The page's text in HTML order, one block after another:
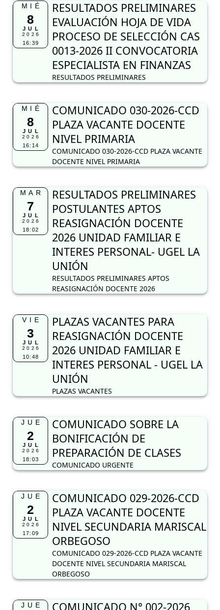
MIÉ
8
JUL
2026
16:39
RESULTADOS PRELIMINARES
EVALUACIÓN HOJA DE VIDA
PROCESO DE SELECCIÓN CAS
0013-2026 II CONVOCATORIA
ESPECIALISTA EN FINANZAS
RESULTADOS PRELIMINARES
MIÉ
8
JUL
2026
16:14
COMUNICADO 030-2026-CCD
PLAZA VACANTE DOCENTE
NIVEL PRIMARIA
COMUNICADO 030-2026-CCD PLAZA VACANTE
DOCENTE NIVEL PRIMARIA
MAR
7
JUL
2026
18:02
RESULTADOS PRELIMINARES
POSTULANTES APTOS
REASIGNACIÓN DOCENTE
2026 UNIDAD FAMILIAR E
INTERES PERSONAL- UGEL LA
UNIÓN
RESULTADOS PRELIMINARES APTOS
REASIGNACIÓN DOCENTE 2026
VIE
3
JUL
2026
10:48
PLAZAS VACANTES PARA
REASIGNACIÓN DOCENTE
2026 UNIDAD FAMILIAR E
INTERES PERSONAL - UGEL LA
UNIÓN
PLAZAS VACANTES
JUE
2
JUL
2026
18:03
COMUNICADO SOBRE LA
BONIFICACIÓN DE
PREPARACIÓN DE CLASES
COMUNICADO URGENTE
JUE
2
JUL
2026
17:09
COMUNICADO 029-2026-CCD
PLAZA VACANTE DOCENTE
NIVEL SECUNDARIA MARISCAL
ORBEGOSO
COMUNICADO 029-2026-CCD PLAZA VACANTE
DOCENTE NIVEL SECUNDARIA MARISCAL
ORBEGOSO
JUE COMUNICADO N° 002-2026